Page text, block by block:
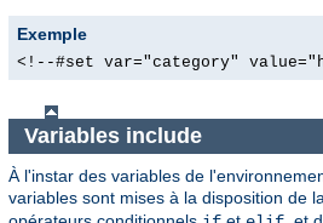
Exemple
<!--#set var="category"
Variables include
À l'instar des variables de
variables sont mises à la disposition de